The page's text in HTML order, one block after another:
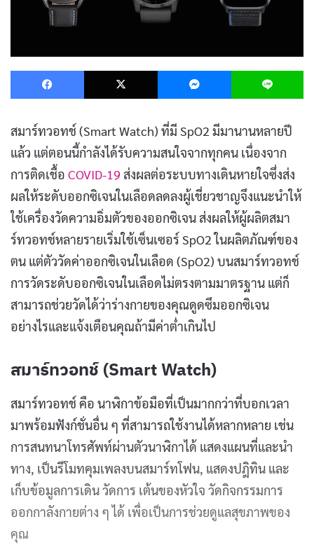
Facebook X Messenger
สมาร์ทวอทช์ (Smart Watch) ที่มี SpO2 มีมานานหลายปี
แล้ว แต่ตอนนี้กำลังได้รับความสนใจจากทุกคน เนื่องจาก
การติดเชื้อ COVID-19 ส่งผลต่อระบบทางเดินหายใจซึ่งส่ง
ผลให้ระดับออกซิเจนในเลือดลดลงผู้เชี่ยวชาญจึงแนะนำให้
ใช้เครื่องวัดความอิ่มตัวของออกซิเจน ส่งผลให้ผู้ผลิตสมา
ร์ทวอทช์หลายรายเริ่มใช้เซ็นเซอร์ SpO2 ในผลิตภัณฑ์ของ
ตน แต่ตัววัดค่าออกซิเจนในเลือด (SpO2) บนสมาร์ทวอทช์
การวัดระดับออกซิเจนในเลือดไม่ตรงตามมาตรฐาน แต่ก็
สามารถช่วยวัดได้ว่าร่างกายของคุณดูดซึมออกซิเจน
อย่างไรและแจ้งเตือนคุณถ้ามีค่าต่ำเกินไป
สมาร์ทวอทช์ (Smart Watch)
สมาร์ทวอทช์ คือ นาฬิกาข้อมือที่เป็นมากกว่าที่บอกเวลา
มาพร้อมฟังก์ชั่นอื่น ๆ ที่สามารถใช้งานได้หลากหลาย เช่น
การสนทนาโทรศัพท์ผ่านตัวนาฬิกาได้ แสดงแผนที่และนํา
ทาง, เป็นรีโมทคุมเพลงบนสมาร์ทโฟน, แสดงปฎิทิน และ
เก็บข้อมูลการเดิน วัดการ เต้นของหัวใจ วัดกิจกรรมการ
ออกกาลังกายต่าง ๆ ได้ เพื่อเป็นการช่วยดูแลสุขภาพของ
คุณ